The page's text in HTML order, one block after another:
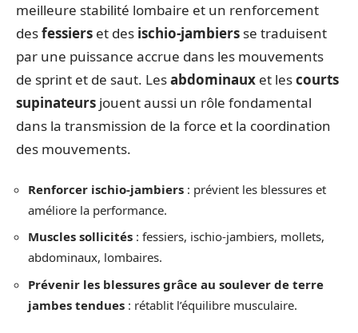
meilleure stabilité lombaire et un renforcement
desfessiers et des ischio-jambiers se traduisent
par une puissance accrue dans les mouvements
de sprint et de saut. Lesabdominaux et lescourts
supinateurs jouent aussi un rôle fondamental
dans la transmission de la force et la coordination
des mouvements.
Renforcer ischio-jambiers : prévient les blessures et
améliore la performance.
Muscles sollicités : fessiers, ischio-jambiers, mollets,
abdominaux, lombaires.
Prévenir les blessures grâce au soulever de terre
jambes tendues : rétablit l’équilibre musculaire.